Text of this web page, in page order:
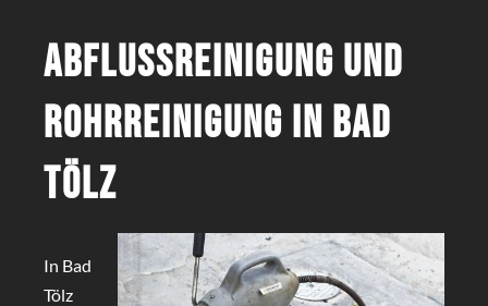
Abflussreinigung und
Rohrreinigung in Bad
Tölz
In Bad
Tölz